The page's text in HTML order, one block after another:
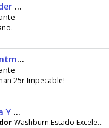
Vendo Amplificador Fender Guitarra 65w
Amplificador Fender Frontman 25r Impecable!
25r Impecable!
Guitarra Fender Acústica Y Amplificador
Washburn.Estado Excelente